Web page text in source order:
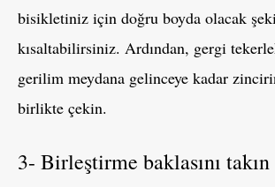
bisikletiniz için doğru boyda olacak
kısaltabilirsiniz. Ardından, gergi
gerilim meydana gelinceye kadar
birlikte çekin.
3- Birleştirme baklasını takın